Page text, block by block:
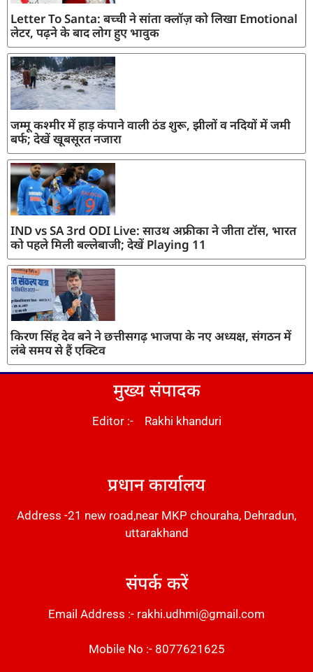
Letter To Santa: बच्ची ने सांता क्लॉज़ को लिखा Emotional
लेटर, पढ़ने के बाद लोग हुए भावुक
जम्मू कश्मीर में हाड़ कंपाने वाली ठंड शुरू, झीलों व नदियों में जमी
बर्फ; देखें खूबसूरत नजारा
IND vs SA 3rd ODI Live: साउथ अफ्रीका ने जीता टॉस, भारत
को पहले मिली बल्लेबाजी; देखें Playing 11
किरण सिंह देव बने ने छत्तीसगढ़ भाजपा के नए अध्यक्ष, संगठन में
लंबे समय से हैं एक्टिव
मुख्य संपादक
Editor :- Rakhi khanduri
प्रधान कार्यालय
Address -21 new road,near MKP chouraha, Dehradun,
uttarakhand
संपर्क करें
Email Address :- rakhi.udhmi@gmail.com
Mobile No :- 8077621625